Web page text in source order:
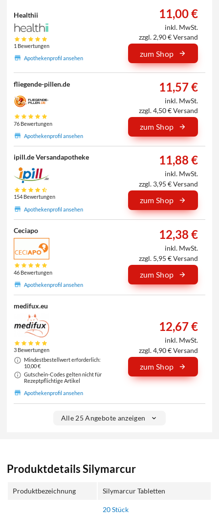
Healthii
1 Bewertungen
Apothekenprofil ansehen
11,00 €
inkl. MwSt.
zzgl. 2,90 € Versand
zum Shop
fliegende-pillen.de
76 Bewertungen
Apothekenprofil ansehen
11,57 €
inkl. MwSt.
zzgl. 4,50 € Versand
zum Shop
ipill.de Versandapotheke
154 Bewertungen
Apothekenprofil ansehen
11,88 €
inkl. MwSt.
zzgl. 3,95 € Versand
zum Shop
Ceciapo
46 Bewertungen
Apothekenprofil ansehen
12,38 €
inkl. MwSt.
zzgl. 5,95 € Versand
zum Shop
medifux.eu
3 Bewertungen
Mindestbestellwert erforderlich:
10,00 €
Gutschein-Codes gelten nicht für
Rezeptpflichtige Artikel
Apothekenprofil ansehen
12,67 €
inkl. MwSt.
zzgl. 4,90 € Versand
zum Shop
Alle 25 Angebote anzeigen
Produktdetails Silymarcur
Produktbezeichnung Silymarcur Tabletten
20 Stück